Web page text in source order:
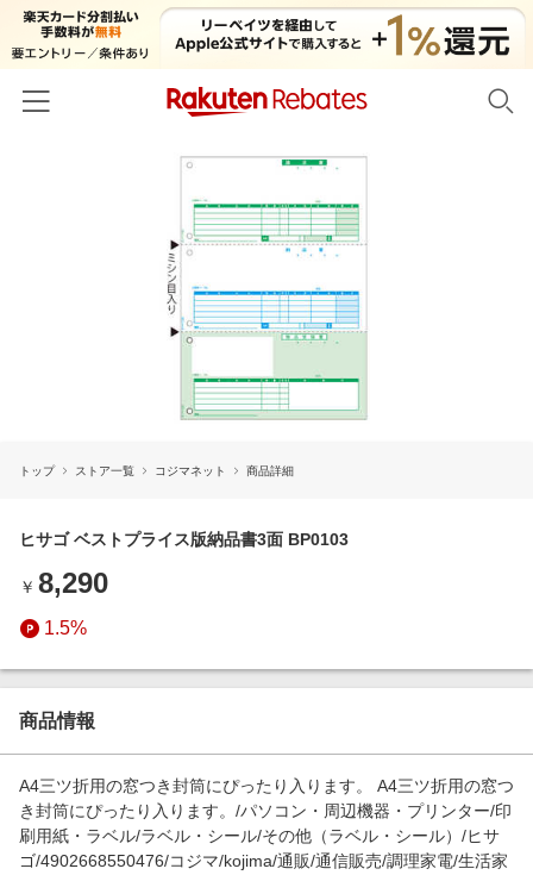
百貨店・総合ECモール
ファッション・インナー・小物
キッズ・ベビー用品
エンタメ
スポーツ・アウトドア・ゴルフ
インテリア・寝具
ペット・花・DIY・車
金融・マネー・保険
デジタルコンテンツ
ビジネス・その他サービス
リーベイツ注目ストア
対象ストア新規限定特典
電子書籍特集
旅行特集
わくわく夏特集
とことん買い物チャレンジ
Apple公式サイト×楽天カード分割払い
Qoo10メガポ
Samsung ボーナスキャンペーン
週末の高還元 夏の長期版
トップ ストア一覧 コジマネット 商品詳細
ヒサゴ ベストプライス版納品書3面 BP0103
￥ 8,290
1.5%
商品情報
A4三ツ折用の窓つき封筒にぴったり入ります。 A4三ツ折用の窓つ
き封筒にぴったり入ります。/パソコン・周辺機器・プリンター/印
刷用紙・ラベル/ラベル・シール/その他（ラベル・シール）/ヒサ
ゴ/4902668550476/コジマ/kojima/通販/通信販売/調理家電/生活家